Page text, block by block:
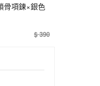
骨項鍊×銀色
$ 390